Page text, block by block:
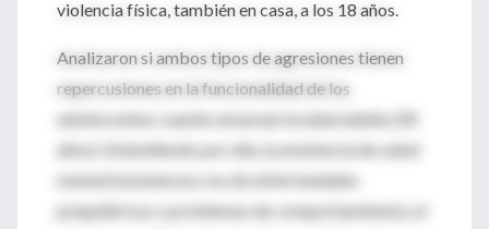
violencia física, también en casa, a los 18 años.
Analizaron si ambos tipos de agresiones tienen
repercusiones en la funcionalidad de los
adolescentes cuando alcanzan la edad adulta (30
años). Entendiendo por ella, la existencia de salud
mental (existencia o no de enfermedades
psiquiátricas o problemas de comportamiento), el